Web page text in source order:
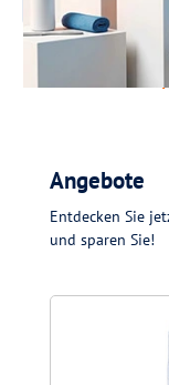
Angebote
Entdecken Sie
und sparen Sie!
Produktgalerie